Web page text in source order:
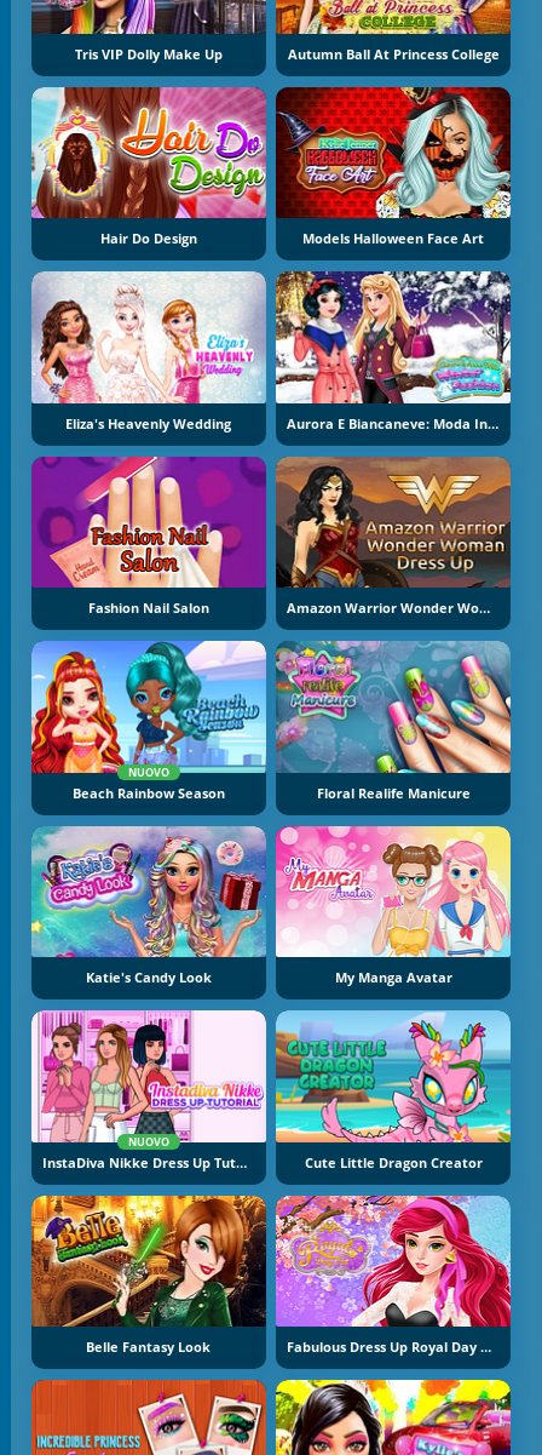
Tris VIP Dolly Make Up Autumn Ball At Princess College
Hair Do Design Models Halloween Face Art
Eliza's Heavenly Wedding Aurora E Biancaneve: Moda Invernale
Fashion Nail Salon Amazon Warrior Wonder Woman Dress Up
NUOVO
Beach Rainbow Season Floral Realife Manicure
Katie's Candy Look My Manga Avatar
NUOVO
InstaDiva Nikke Dress Up Tutorial Cute Little Dragon Creator
Belle Fantasy Look Fabulous Dress Up Royal Day Out